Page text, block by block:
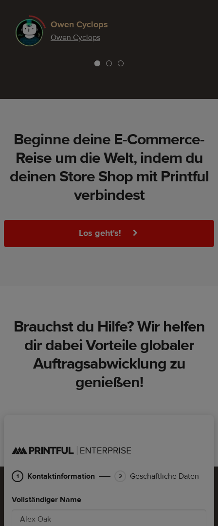
Owen Cyclops
Owen Cyclops
Beginne deine E-Commerce-
Reise um die Welt, indem du
deinen Store Shop mit Printful
verbindest
Los geht's!
Brauchst du Hilfe? Wir helfen
dir dabei Vorteile globaler
Auftragsabwicklung zu
genießen!
Kontaktinformation Geschäftliche Daten
Step
Vollständiger Name